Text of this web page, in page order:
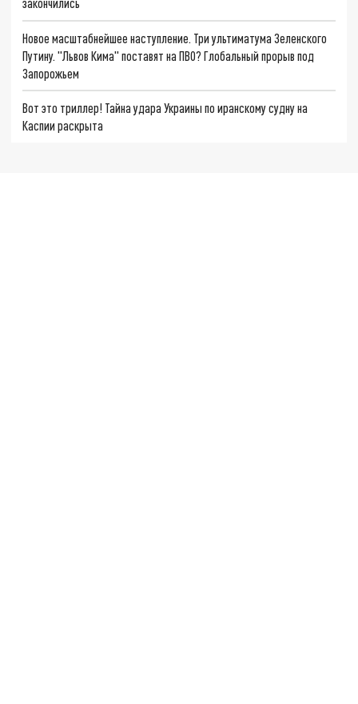
Новое масштабнейшее наступление. Три ультиматума Зеленского
Путину. "Львов Кима" поставят на ПВО? Глобальный прорыв под
Запорожьем
Вот это триллер! Тайна удара Украины по иранскому судну на
Каспии раскрыта